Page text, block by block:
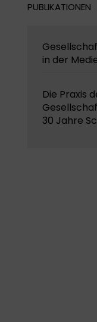
PUBLIKATIONEN
in der
Die Praxis
30 Jahre